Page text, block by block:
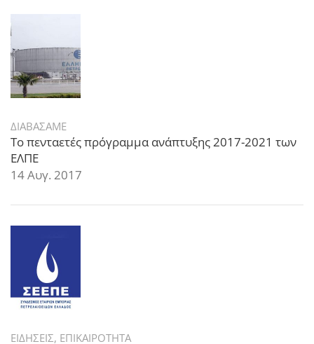
ΔΙΑΒΑΣΑΜΕ
Το πενταετές πρόγραμμα ανάπτυξης 2017-2021 των
ΕΛΠΕ
14 Αυγ. 2017
ΕΙΔΗΣΕΙΣ, ΕΠΙΚΑΙΡΟΤΗΤΑ